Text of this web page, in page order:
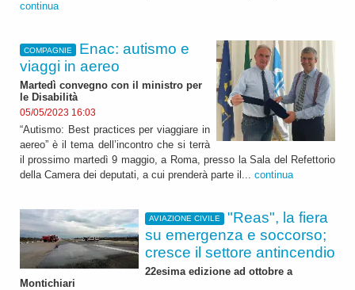
continua
COMPAGNIE
Enac: autismo e
viaggi in aereo
Martedì convegno con il ministro per
le Disabilità
05/05/2023 16:03
“Autismo: Best practices per viaggiare in
aereo” è il tema dell’incontro che si terrà
il prossimo martedì 9 maggio, a Roma, presso la Sala del Refettorio
della Camera dei deputati, a cui prenderà parte il... continua
AVIAZIONE CIVILE
"Reas", la fiera
su emergenza e soccorso;
cresce il settore antincendio
22esima edizione ad ottobre a
Montichiari